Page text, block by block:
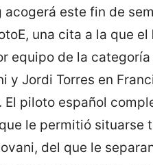
acogerá este fin de
una cita a la que el
equipo de la
y Jordi Torres en
El piloto español
le permitió
del que le